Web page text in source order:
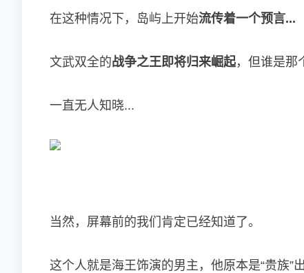
在这种情况下，岛屿上开始流传着一个预言...
文武双全的战争之王即将归来崛起，但谁是那
一直无人知晓...
当然，屏幕前的我们肯定已经知道了。
这个人就是海王饰演的男主，他原本是“贵族